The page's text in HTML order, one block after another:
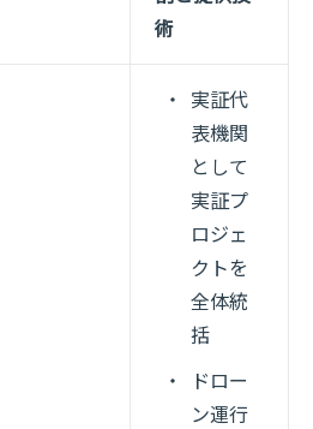
術
実証代
表機関
として
実証プ
ロジェ
クトを
全体統
括
ドロー
ン運行